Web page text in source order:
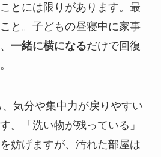
とには限りがあります。最
と。子どもの昼寝中に家事
一緒に横になるだけで回復
気分や集中力が戻りやすい
。「洗い物が残っている」
妨げますが、汚れた部屋は